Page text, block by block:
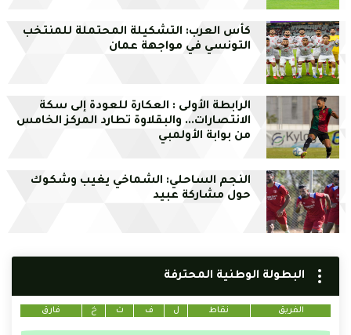
كأس العرب: التشكيلة المحتملة للمنتخب
التونسي في مواجهة عمان
الرابطة الأولى : العكارة للعودة إلى سكة
الانتصارات... والبقلاوة تطارد المركز الخامس
من بوابة الأولمبي
النجم الساحلي: الشماخي يغيب وشكوك
حول مشاركة عبيد
البطولة الوطنية المحترفة
الفريق نقاط ل ف ت خ فارق